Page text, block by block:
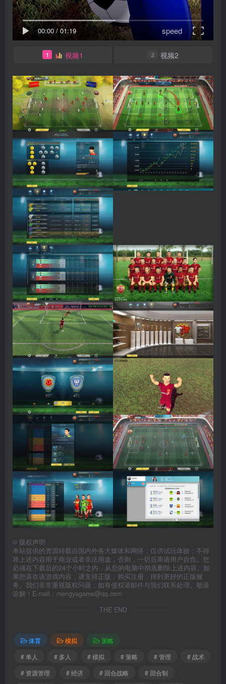
00:00/ 01:19 speed
1 视频1 2 视频2
© 版权声明
本站提供的资源转载自国内外各大媒体和网络，仅供试玩体验；不得
将上述内容用于商业或者非法用途，否则，一切后果请用户自负。您
必须在下载后的24个小时之内，从您的电脑中彻底删除上述内容。如
果您喜欢该游戏内容，请支持正版，购买注册，得到更好的正版服
务。我们非常重视版权问题，如有侵权请邮件与我们联系处理。敬请
谅解！E-mail：mengyagame@qq.com
THE END
体育 模拟
策略
# 单人
# 多人 # 模拟 # 策略 # 管理
# 战术
# 资源管理
# 经济 # 回合战略
# 回合制